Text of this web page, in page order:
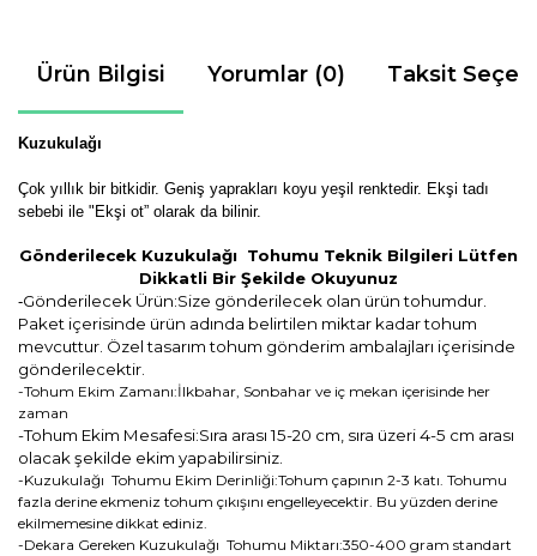
Ürün Bilgisi Yorumlar (0) Taksit
Kuzukulağı
Çok yıllık bir bitkidir. Geniş yaprakları koyu yeşil renktedir. Ekşi tadı
sebebi ile "Ekşi ot” olarak da bilinir.
Gönderilecek Kuzukulağı Tohumu Teknik Bilgileri Lütfen
Dikkatli Bir Şekilde Okuyunuz
-Gönderilecek Ürün:Size gönderilecek olan ürün tohumdur.
Paket içerisinde ürün adında belirtilen miktar kadar tohum
mevcuttur. Özel tasarım tohum gönderim ambalajları içerisinde
gönderilecektir.
-Tohum Ekim Zamanı:İlkbahar, Sonbahar ve iç mekan içerisinde her
zaman
-Tohum Ekim Mesafesi:Sıra arası 15-20 cm, sıra üzeri 4-5 cm arası
olacak şekilde ekim yapabilirsiniz.
-Kuzukulağı Tohumu Ekim Derinliği:Tohum çapının 2-3 katı. Tohumu
fazla derine ekmeniz tohum çıkışını engelleyecektir. Bu yüzden derine
ekilmemesine dikkat ediniz.
-Dekara Gereken Kuzukulağı Tohumu Miktarı:350-400 gram standart